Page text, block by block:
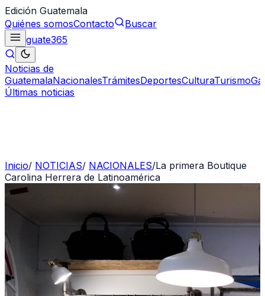
Edición Guatemala
Quiénes somosContacto
Buscar
guate365
Noticias de
GuatemalaNacionalesTrámitesDeportesCulturaTurismo
Últimas noticias
Inicio/ NOTICIAS/ NACIONALES/La primera Boutique
Carolina Herrera de Latinoamérica